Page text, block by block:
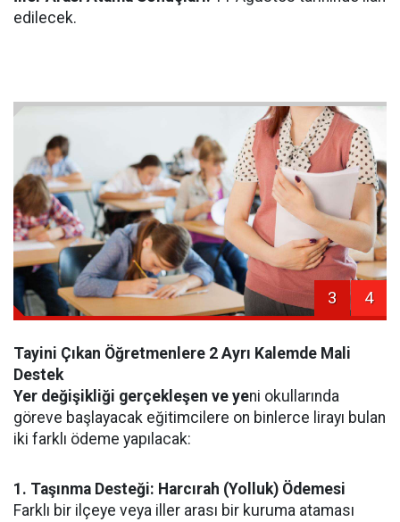
edilecek.
3 4
Tayini Çıkan Öğretmenlere 2 Ayrı Kalemde Mali
Destek
Yer değişikliği gerçekleşen ve yeni okullarında
göreve başlayacak eğitimcilere on binlerce lirayı bulan
iki farklı ödeme yapılacak:
1. Taşınma Desteği: Harcırah (Yolluk) Ödemesi
Farklı bir ilçeye veya iller arası bir kuruma ataması